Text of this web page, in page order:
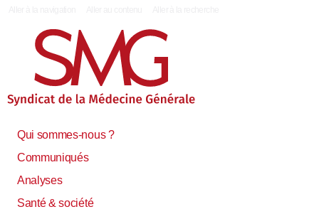
Qui sommes-nous ?
Communiqués
Analyses
Santé & société